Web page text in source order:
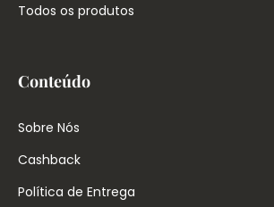
Todos os produtos
Conteúdo
Sobre Nós
Cashback
Política de Entrega